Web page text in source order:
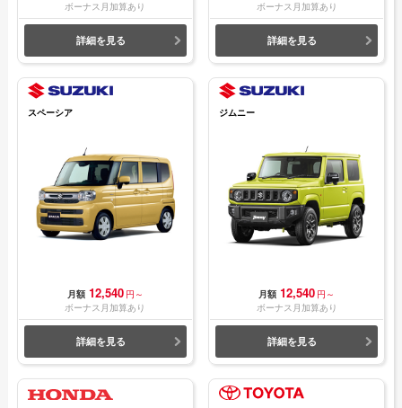
ボーナス月加算あり
詳細を見る
ボーナス月加算あり
詳細を見る
スペーシア
月額 12,540 円～
ボーナス月加算あり
詳細を見る
ジムニー
月額 12,540 円～
ボーナス月加算あり
詳細を見る